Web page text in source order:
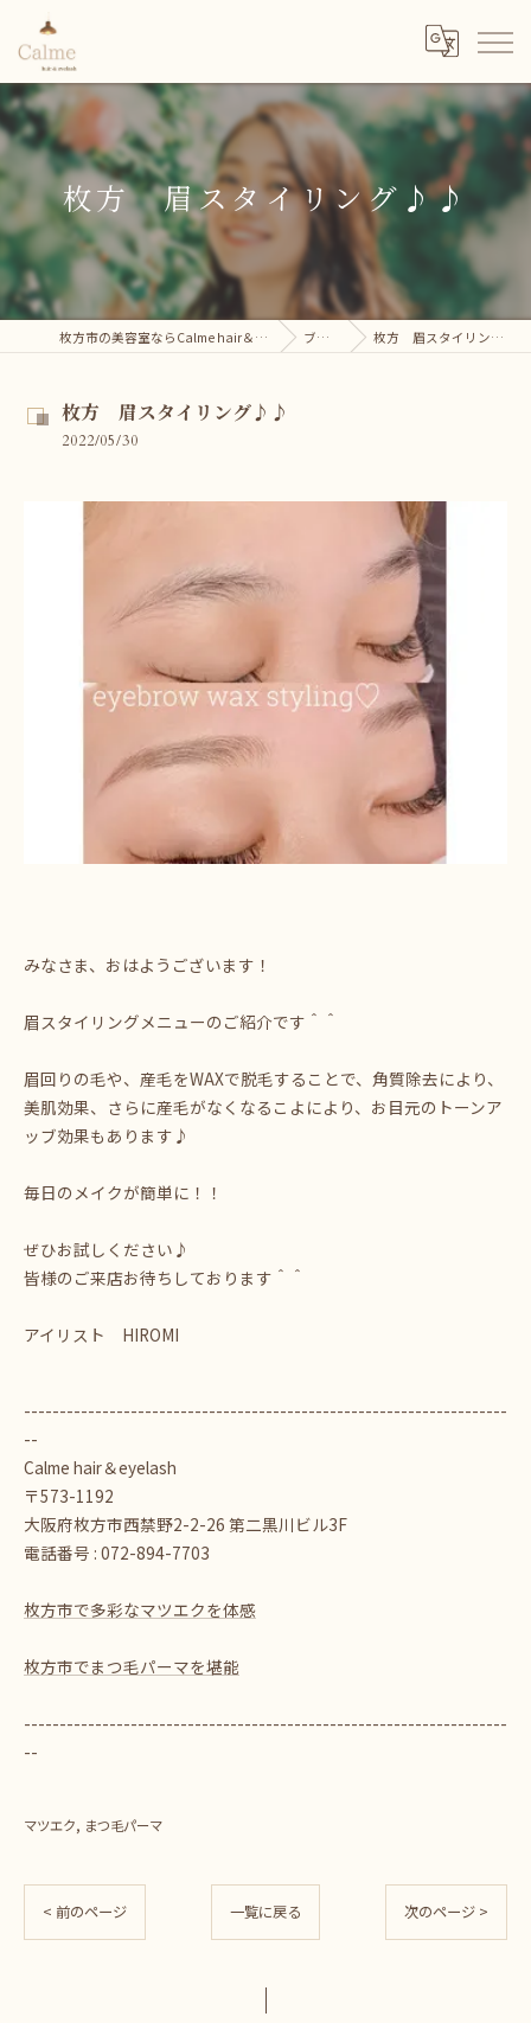
枚方 眉スタイリング♪♪
枚方市の美容室ならCalme hair＆eyelash ブログ 枚方 眉スタイリング♪♪
枚方 眉スタイリング♪♪
2022/05/30
みなさま、おはようございます！
眉スタイリングメニューのご紹介です＾＾
眉回りの毛や、産毛をWAXで脱毛することで、角質除去により、
美肌効果、さらに産毛がなくなるこよにより、お目元のトーンア
ッブ効果もあります♪
毎日のメイクが簡単に！！
ぜひお試しください♪
皆様のご来店お待ちしております＾＾
アイリスト HIROMI
--------------------------------------------------------------------
--
Calme hair＆eyelash
〒573-1192
大阪府枚方市西禁野2-2-26 第二黒川ビル3F
電話番号 : 072-894-7703
枚方市で多彩なマツエクを体感
枚方市でまつ毛パーマを堪能
--------------------------------------------------------------------
--
マツエク まつ毛パーマ
< 前のページ 一覧に戻る 次のページ >